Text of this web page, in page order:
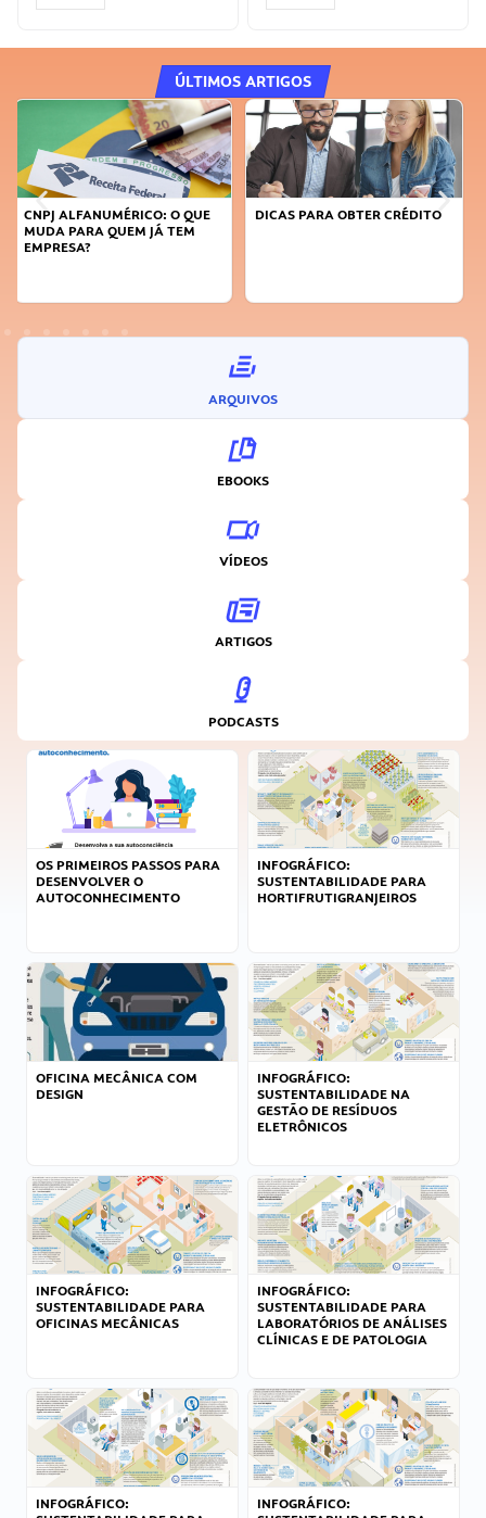
ÚLTIMOS ARTIGOS
DICAS PARA OBTER CRÉDITO
FAÇA A DIFERENÇA: SEJA
ARQUIVOS
EBOOKS
VÍDEOS
ARTIGOS
PODCASTS
OS PRIMEIROS PASSOS PARA
DESENVOLVER O
AUTOCONHECIMENTO
INFOGRÁFICO:
SUSTENTABILIDADE PARA
HORTIFRUTIGRANJEIROS
OFICINA MECÂNICA COM
DESIGN
INFOGRÁFICO:
SUSTENTABILIDADE NA
GESTÃO DE RESÍDUOS
ELETRÔNICOS
INFOGRÁFICO:
SUSTENTABILIDADE PARA
OFICINAS MECÂNICAS
INFOGRÁFICO:
SUSTENTABILIDADE PARA
LABORATÓRIOS DE ANÁLISES
CLÍNICAS E DE PATOLOGIA
INFOGRÁFICO:
INFOGRÁFICO: